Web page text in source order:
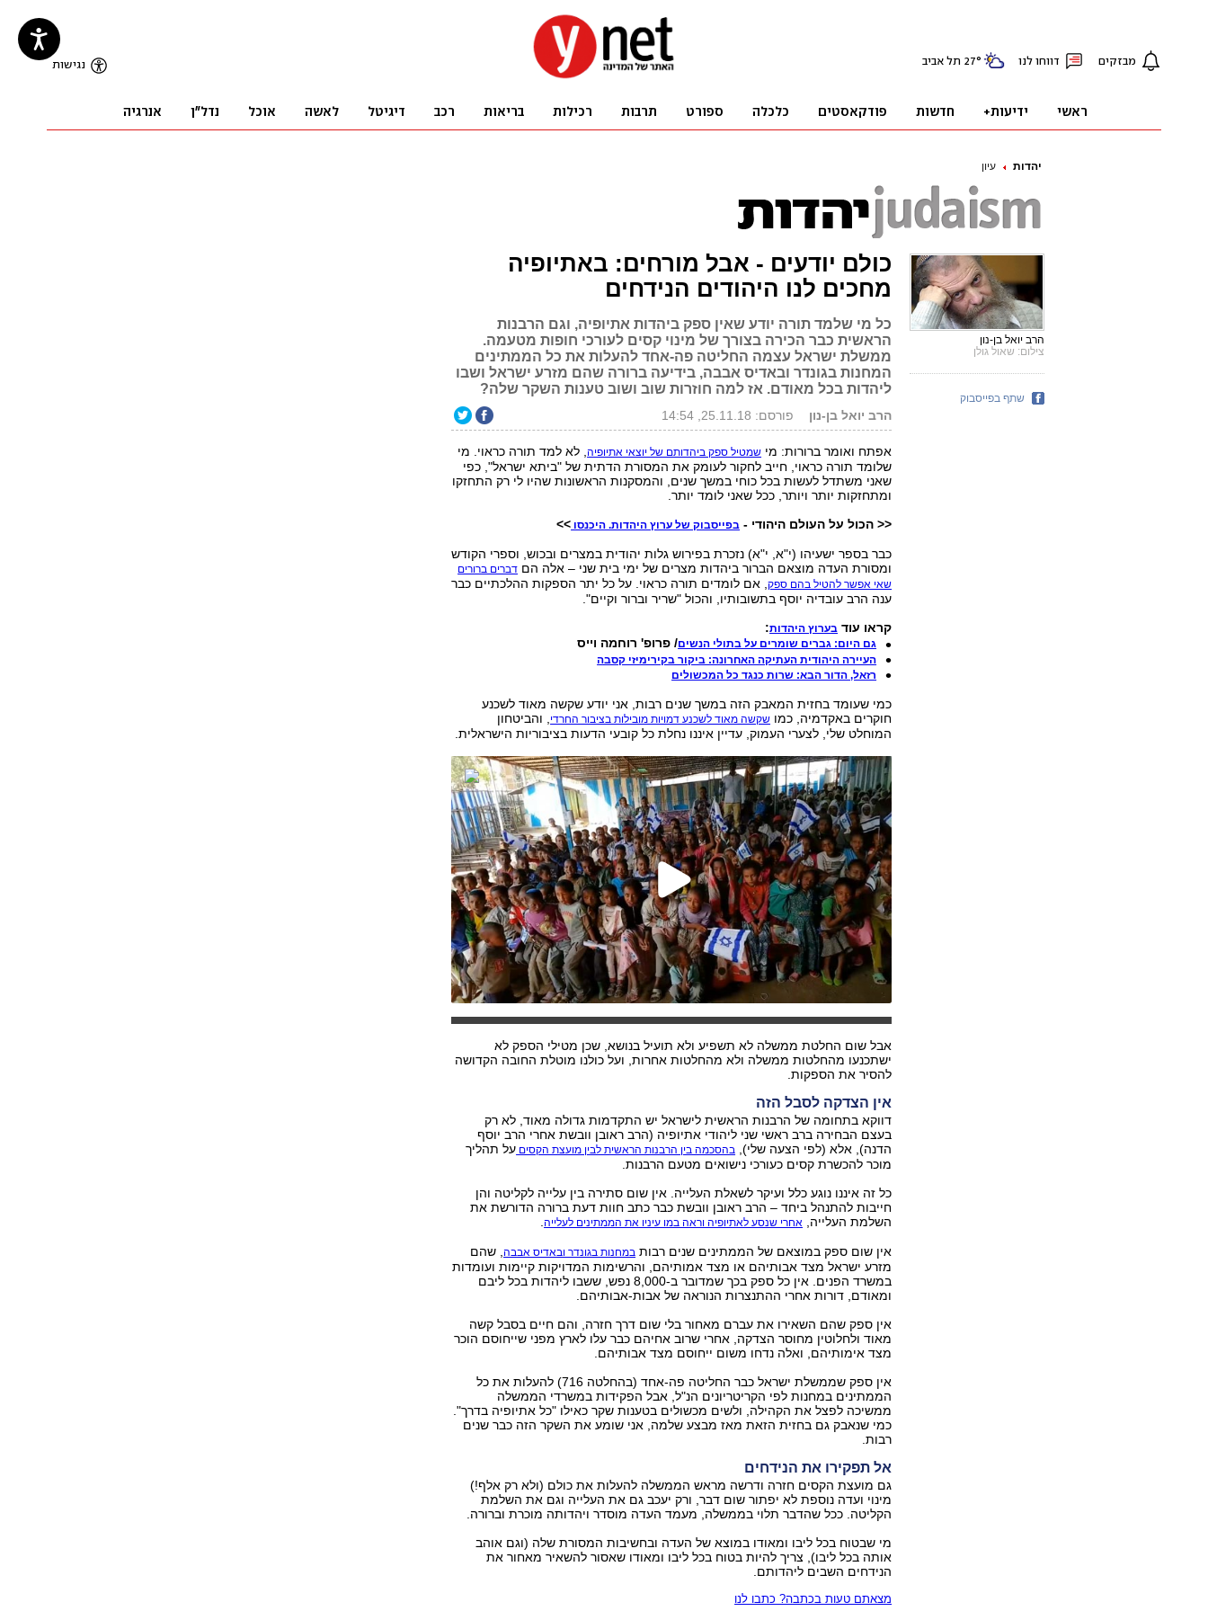
יהדות עיון
כולם יודעים - אבל מורחים: באתיופיה
מחכים לנו היהודים הנידחים
כל מי שלמד תורה יודע שאין ספק ביהדות אתיופיה, וגם הרבנות
הראשית כבר הכירה בצורך של מינוי קסים לעורכי חופות מטעמה.
ממשלת ישראל עצמה החליטה פה-אחד להעלות את כל הממתינים
המחנות בגונדר ובאדיס אבבה, בידיעה ברורה שהם מזרע ישראל ושבו
ליהדות בכל מאודם. אז למה חוזרות שוב ושוב טענות השקר שלה?
הרב יואל בן-נון פורסם: 25.11.18, 14:54
אפתח ואומר ברורות: מי שמטיל ספק ביהדותם של יוצאי אתיופיה, לא למד תורה כראוי. מי
שלומד תורה כראוי, חייב לחקור לעומק את המסורת הדתית של "ביתא ישראל", כפי
שאני משתדל לעשות בכל כוחי במשך שנים, והמסקנות הראשונות שהיו לי רק התחזקו
ומתחזקות יותר ויותר, ככל שאני לומד יותר.
<< הכול על העולם היהודי - בפייסבוק של ערוץ היהדות. היכנסו >>
כבר בספר ישעיהו (י"א, י"א) נזכרת בפירוש גלות יהודית במצרים ובכוש, וספרי הקודש
ומסורת העדה מוצאם הברור ביהדות מצרים של ימי בית שני – אלה הם דברים ברורים
שאי אפשר להטיל בהם ספק, אם לומדים תורה כראוי. על כל יתר הספקות ההלכתיים כבר
ענה הרב עובדיה יוסף בתשובותיו, והכול "שריר וברור וקיים".
קראו עוד בערוץ היהדות:
גם היום: גברים שומרים על בתולי הנשים/ פרופ' רוחמה וייס
העיירה היהודית העתיקה האחרונה: ביקור בקירימיזי קסבה
רזאל, הדור הבא: שרות כנגד כל המכשולים
כמי שעומד בחזית המאבק הזה במשך שנים רבות, אני יודע שקשה מאוד לשכנע
חוקרים באקדמיה, כמו שקשה מאוד לשכנע דמויות מובילות בציבור החרדי, והביטחון
המוחלט שלי, לצערי העמוק, עדיין איננו נחלת כל קובעי הדעות בציבוריות הישראלית.
אבל שום החלטת ממשלה לא תשפיע ולא תועיל בנושא, שכן מטילי הספק לא
ישתכנעו מהחלטות ממשלה ולא מהחלטות אחרות, ועל כולנו מוטלת החובה הקדושה
להסיר את הספקות.
אין הצדקה לסבל הזה
דווקא בתחומה של הרבנות הראשית לישראל יש התקדמות גדולה מאוד, לא רק
בעצם הבחירה ברב ראשי שני ליהודי אתיופיה (הרב ראובן וובשת אחרי הרב יוסף
הדנה), אלא (לפי הצעה שלי), בהסכמה בין הרבנות הראשית לבין מועצת הקסים על תהליך
מוכר להכשרת קסים כעורכי נישואים מטעם הרבנות.
כל זה איננו נוגע כלל ועיקר לשאלת העלייה. אין שום סתירה בין עלייה לקליטה והן
חייבות להתנהל ביחד – הרב ראובן וובשת כבר כתב חוות דעת ברורה הדורשת את
השלמת העלייה, אחרי שנסע לאתיופיה וראה במו עיניו את הממתינים לעלייה.
אין שום ספק במוצאם של הממתינים שנים רבות במחנות בגונדר ובאדיס אבבה, שהם
מזרע ישראל מצד אבותיהם או מצד אמותיהם, והרשימות המדויקות קיימות ועומדות
במשרד הפנים. אין כל ספק בכך שמדובר ב-8,000 נפש, ששבו ליהדות בכל ליבם
ומאודם, דורות אחרי ההתנצרות הנוראה של אבות-אבותיהם.
אין ספק שהם השאירו את עברם מאחור בלי שום דרך חזרה, והם חיים בסבל קשה
מאוד ולחלוטין מחוסר הצדקה, אחרי שרוב אחיהם כבר עלו לארץ מפני שייחוסם הוכר
מצד אימותיהם, ואלה נדחו משום ייחוסם מצד אבותיהם.
אין ספק שממשלת ישראל כבר החליטה פה-אחד (בהחלטה 716) להעלות את כל
הממתינים במחנות לפי הקריטריונים הנ"ל, אבל הפקידות במשרדי הממשלה
ממשיכה לפצל את הקהילה, ולשים מכשולים בטענות שקר כאילו "כל אתיופיה בדרך".
כמי שנאבק גם בחזית הזאת מאז מבצע שלמה, אני שומע את השקר הזה כבר שנים
רבות.
אל תפקירו את הנידחים
גם מועצת הקסים חזרה ודרשה מראש הממשלה להעלות את כולם (ולא רק אלף!)
מינוי ועדה נוספת לא יפתור שום דבר, ורק יעכב גם את העלייה וגם את השלמת
הקליטה. ככל שהדבר תלוי בממשלה, מעמד העדה מוסדר ויהדותה מוכרת וברורה.
מי שבטוח בכל ליבו ומאודו במוצא של העדה ובחשיבות המסורת שלה (וגם אוהב
אותה בכל ליבו), צריך להיות בטוח בכל ליבו ומאודו שאסור להשאיר מאחור את
הנידחים השבים ליהדותם.
מצאתם טעות בכתבה? כתבו לנו
הרב יואל בן-נון
צילום: שאול גולן
שתף בפייסבוק